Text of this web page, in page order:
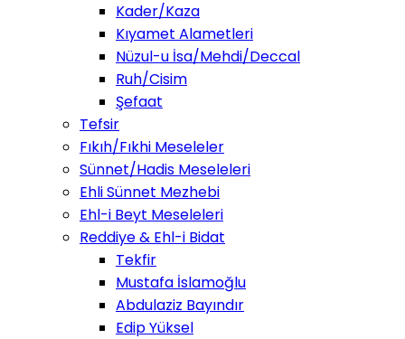
Kader/Kaza
Kıyamet Alametleri
Nüzul-u İsa/Mehdi/Deccal
Ruh/Cisim
Şefaat
Tefsir
Fıkıh/Fıkhi Meseleler
Sünnet/Hadis Meseleleri
Ehli Sünnet Mezhebi
Ehl-i Beyt Meseleleri
Reddiye & Ehl-i Bidat
Tekfir
Mustafa İslamoğlu
Abdulaziz Bayındır
Edip Yüksel